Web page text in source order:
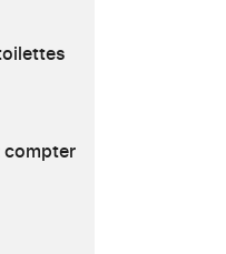
compter